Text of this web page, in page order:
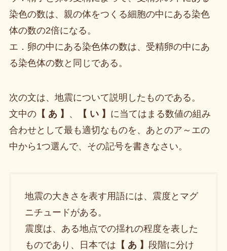
染色の数は、親の体をつくる細胞の中にある染色
体の数の2倍になる。
エ．卵の中にある染色体の数は、受精卵の中にあ
る染色体の数と同じである。
次の文は、地震について説明したものである。
文中の【 あ 】 、 【 い 】 に当てはまる数値の組み
合わせとして最も適切なものを、あとのア～エの
中から1つ選んで、その記号を書きなさい。
地震の大きさを表す用語には、震度とマグ
ニチュードがある。
震度は、ある地点での揺れの程度を表した
ものであり、日本では 【 あ 】 段階に分け